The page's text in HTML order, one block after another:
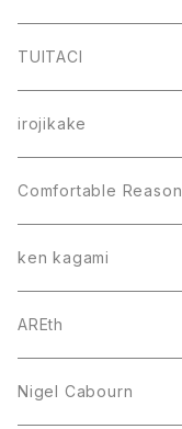
TUITACI
irojikake
Comfortable Reason
ken kagami
AREth
Nigel Cabourn